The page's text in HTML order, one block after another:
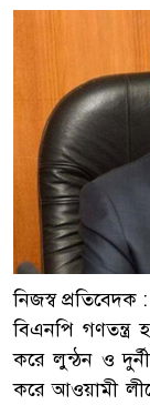
নিজস্ব প্রতিবেদক :
বিএনপি গণতন্ত্র
করে লুন্ঠন ও
করে আওয়ামী